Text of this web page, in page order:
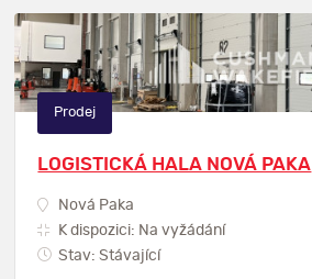
LOGISTICKÁ HALA NOVÁ PAKA
Nová Paka
K dispozici: Na vyžádání
Stav: Stávající
Prodej